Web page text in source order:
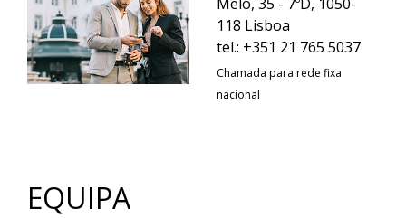
118 Lisboa
tel.: +351 21 765 5037
Chamada para rede fixa
nacional
EQUIPA